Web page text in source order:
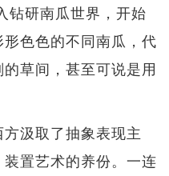
钻研南瓜世界，开始
色色的不同南瓜，代
草间，甚至可说是用
汲取了抽象表现主
置艺术的养份。一连